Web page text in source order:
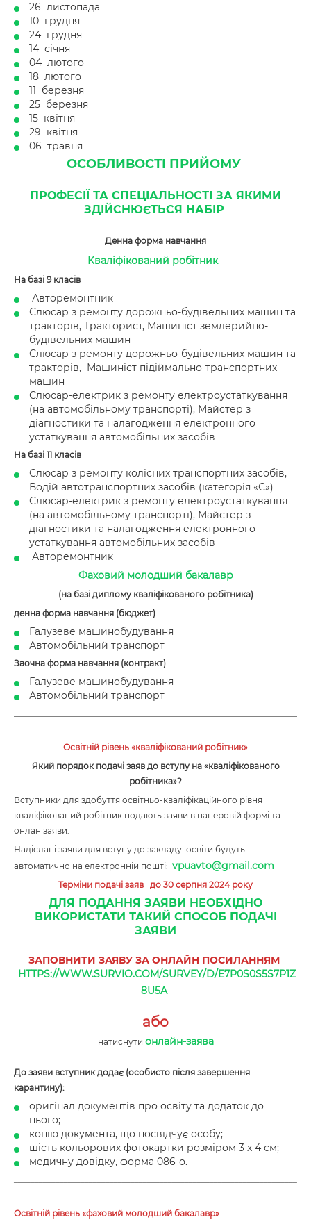
26 листопада
10 грудня
24 грудня
14 січня
04 лютого
18 лютого
11 березня
25 березня
15 квітня
29 квітня
06 травня
ОСОБЛИВОСТІ ПРИЙОМУ
ПРОФЕСІЇ ТА СПЕЦІАЛЬНОСТІ ЗА ЯКИМИ
ЗДІЙСНЮЄТЬСЯ НАБІР
Денна форма навчання
Кваліфікований робітник
На базі 9 класів
Авторемонтник
Слюсар з ремонту дорожньо-будівельних машин та
тракторів, Тракторист, Машиніст землерийно-
будівельних машин
Слюсар з ремонту дорожньо-будівельних машин та
тракторів, Машиніст підіймально-транспортних
машин
Слюсар-електрик з ремонту електроустаткування
(на автомобільному транспорті), Майстер з
діагностики та налагодження електронного
устаткування автомобільних засобів
На базі 11 класів
Слюсар з ремонту колісних транспортних засобів,
Водій автотранспортних засобів (категорія «С»)
Слюсар-електрик з ремонту електроустаткування
(на автомобільному транспорті), Майстер з
діагностики та налагодження електронного
устаткування автомобільних засобів
Авторемонтник
Фаховий молодший бакалавр
(на базі диплому кваліфікованого робітника)
денна форма навчання (бюджет)
Галузеве машинобудування
Автомобільний транспорт
Заочна форма навчання (контракт)
Галузеве машинобудування
Автомобільний транспорт
Освітній рівень «кваліфікований робітник»
Який порядок подачі заяв до вступу на «кваліфікованого
робітника»?
Вступники для здобуття освітньо-кваліфікаційного рівня
кваліфікований робітник подають заяви в паперовій формі та
онлан заяви.
Надіслані заяви для вступу до закладу освіти будуть
автоматично на електронній пошті: vpuavto@gmail.com
Терміни подачі заяв до 30 серпня 2024 року
ДЛЯ ПОДАННЯ ЗАЯВИ НЕОБХІДНО
ВИКОРИСТАТИ ТАКИЙ СПОСОБ ПОДАЧІ
ЗАЯВИ
ЗАПОВНИТИ ЗАЯВУ ЗА ОНЛАЙН ПОСИЛАННЯМ
HTTPS://WWW.SURVIO.COM/SURVEY/D/E7P0S0S5S7P1Z
8U5A
або
натиснути онлайн-заява
До заяви вступник додає (особисто після завершення
карантину):
оригінал документів про освіту та додаток до
нього;
копію документа, що посвідчує особу;
шість кольорових фотокартки розміром 3 х 4 см;
медичну довідку, форма 086-о.
Освітній рівень «фаховий молодший бакалавр»